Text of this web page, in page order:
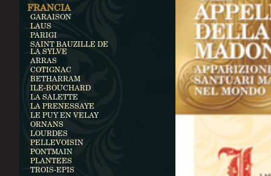
FRANCIA
GARAISON
LAUS
PARIGI
SAINT BAUZILLE DE
LA SYLVE
ARRAS
COTIGNAC
BETHARRAM
ILE-BOUCHARD
LA SALETTE
LA PRENESSAYE
LE PUY EN VELAY
ORNANS
LOURDES
PELLEVOISIN
PONTMAIN
PLANTEES
TROIS-EPIS